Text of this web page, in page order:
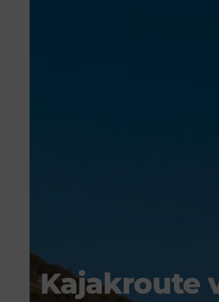
Kajakroute